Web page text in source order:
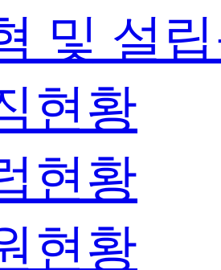
및 설
현황
현황
현황